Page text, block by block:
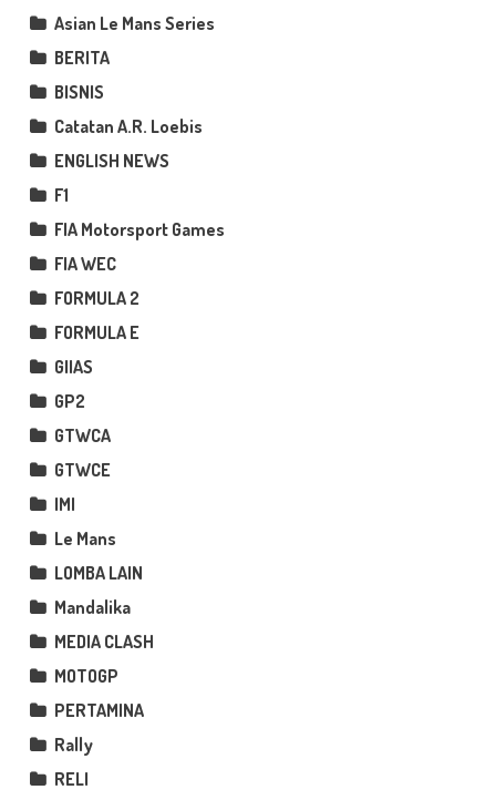
Asian Le Mans Series
BERITA
BISNIS
Catatan A.R. Loebis
ENGLISH NEWS
F1
FIA Motorsport Games
FIA WEC
FORMULA 2
FORMULA E
GIIAS
GP2
GTWCA
GTWCE
IMI
Le Mans
LOMBA LAIN
Mandalika
MEDIA CLASH
MOTOGP
PERTAMINA
Rally
RELI